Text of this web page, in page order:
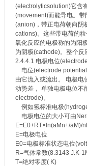
(electrolyticsolution)它含
(movement)而能导电。
(anion)，带正电荷朝向阴
cations)。这些带电荷的
氧化反应的电极称的为阳
为阴极(cathode)。整个反
2.4.4.1 电极电位
电位(electrode
由它流入或流出。 电极
动势差， 单独电极电位不
electrode)。
例如氢标准电极
电极电位的大小可由
E=E0+RT×ln(aMn+/aM)/
E=电极电位
E0=电极标准状态电位
R=气体常数(8.3143 J.K-
T=绝对零度( K)